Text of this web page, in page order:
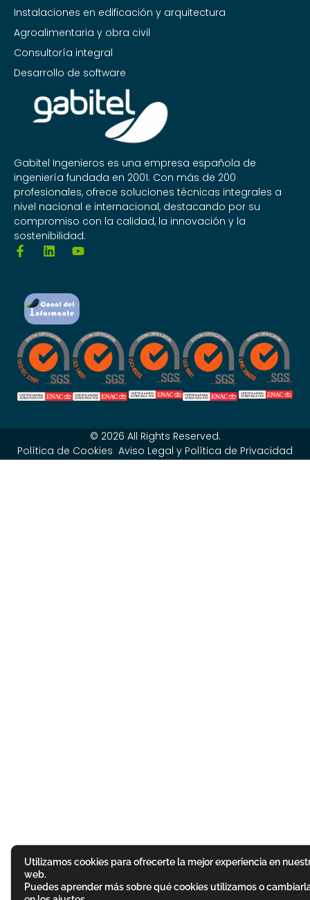
Gabitel Ingenieros es una empresa española de
ingeniería fundada en 2001. Con más de 200
profesionales, ofrece soluciones técnicas integrales a
nivel nacional e internacional, destacando por su
compromiso con la calidad, la innovación y la
sostenibilidad.
Instalaciones en edificación y arquitectura
Agroalimentaria y obra civil
Consultoría integral
Desarrollo de software
© 2026 All Rights Reserved.
Política de Cookies Aviso Legal y Política de Privacidad
Utilizamos cookies para ofrecerte la mejor experiencia en
web.
Puedes aprender más sobre qué cookies utilizamos o